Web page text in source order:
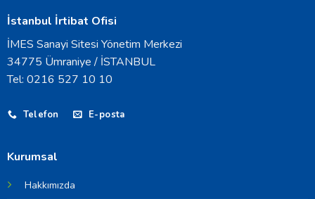
İstanbul İrtibat Ofisi
İMES Sanayi Sitesi Yönetim Merkezi
34775 Ümraniye / İSTANBUL
Tel: 0216 527 10 10
Telefon E-posta
Kurumsal
Hakkımızda